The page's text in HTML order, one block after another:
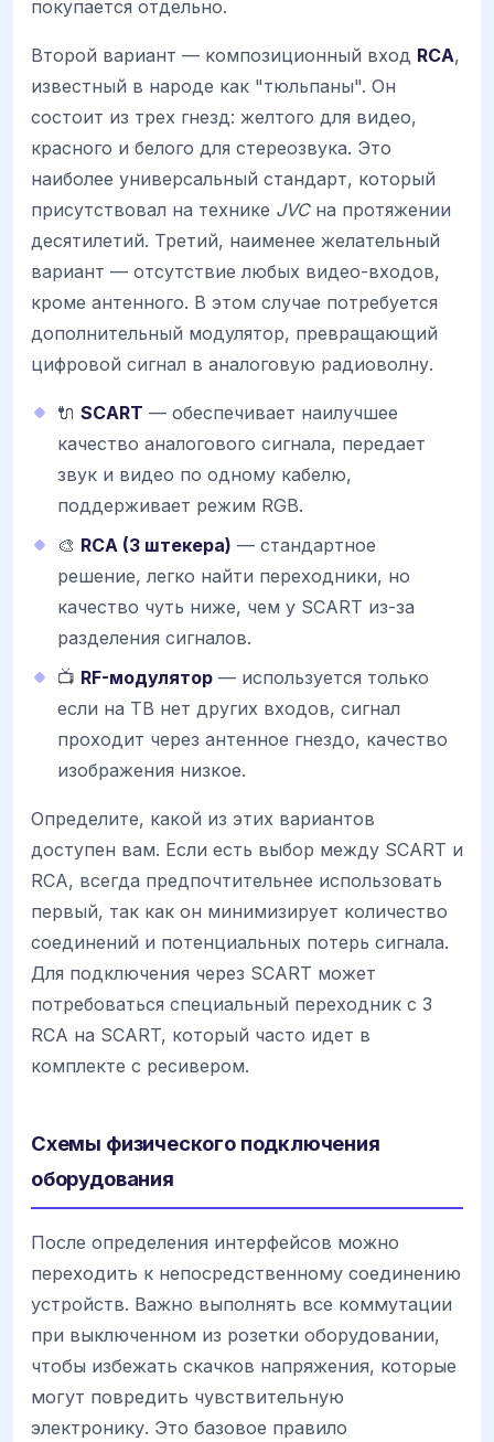
покупается отдельно.
Второй вариант — композиционный вход RCA,
известный в народе как "тюльпаны". Он
состоит из трех гнезд: желтого для видео,
красного и белого для стереозвука. Это
наиболее универсальный стандарт, который
присутствовал на технике JVCна протяжении
десятилетий. Третий, наименее желательный
вариант — отсутствие любых видео-входов,
кроме антенного. В этом случае потребуется
дополнительный модулятор, превращающий
цифровой сигнал в аналоговую радиоволну.
🔌 SCART — обеспечивает наилучшее
качество аналогового сигнала, передает
звук и видео по одному кабелю,
поддерживает режим RGB.
🎨 RCA (3 штекера) — стандартное
решение, легко найти переходники, но
качество чуть ниже, чем у SCART из-за
разделения сигналов.
📺 RF-модулятор — используется только
если на ТВ нет других входов, сигнал
проходит через антенное гнездо, качество
изображения низкое.
Определите, какой из этих вариантов
доступен вам. Если есть выбор между SCART и
RCA, всегда предпочтительнее использовать
первый, так как он минимизирует количество
соединений и потенциальных потерь сигнала.
Для подключения через SCART может
потребоваться специальный переходник с 3
RCA на SCART, который часто идет в
комплекте с ресивером.
Схемы физического подключения
оборудования
После определения интерфейсов можно
переходить к непосредственному соединению
устройств. Важно выполнять все коммутации
при выключенном из розетки оборудовании,
чтобы избежать скачков напряжения, которые
могут повредить чувствительную
электронику. Это базовое правило